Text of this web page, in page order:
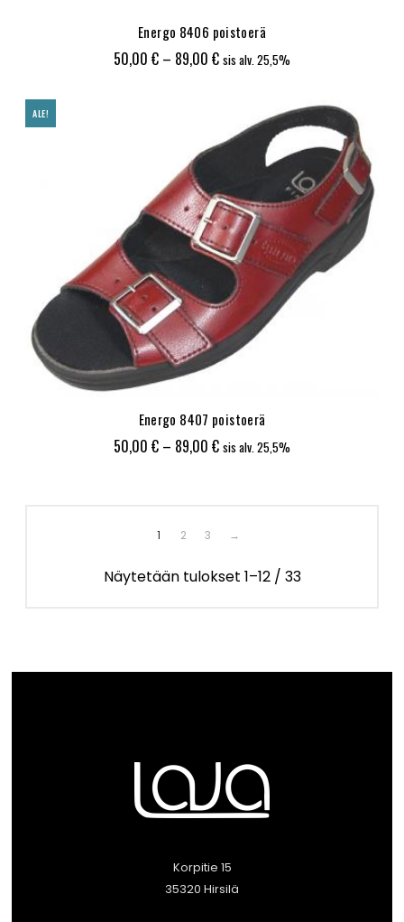
Energo 8406 poistoerä
50,00 € – 89,00 €Hintaluokka:
89,00 €
sis alv. 25,5%
ALE!
Energo 8407 poistoerä
50,00 € – 89,00 €Hintaluokka:
sis alv. 25,5%
1 2 3 →
Näytetään tulokset 1–12 / 33
Korpitie 15
35320 Hirsilä